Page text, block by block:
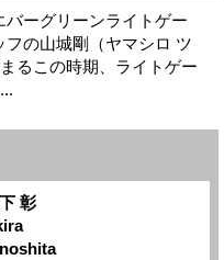
バーグリーンライトゲー
フの山城剛（ヤマシロ ツ
るこの時期、ライトゲー
彰